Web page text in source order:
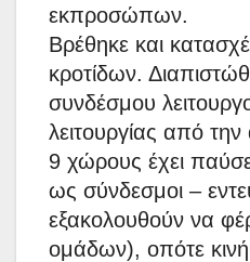
εκπροσώπων.
Βρέθηκε και
κροτίδων.
συνδέσμου
λειτουργίας από
9 χώρους έχει
ως σύνδεσμοι –
εξακολουθούν να
ομάδων), οπότε